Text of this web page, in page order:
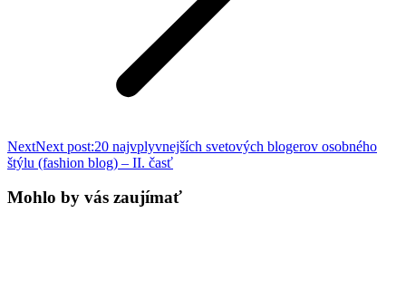
NextNext post:20 najvplyvnejších svetových blogerov osobného
štýlu (fashion blog) – II. časť
Mohlo by vás zaujímať